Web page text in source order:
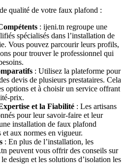
qualité de votre faux plafond :
: ijeni.tn regroupe une
spécialisés dans l’installation de
Vous pouvez parcourir leurs profils,
pour trouver le professionnel qui
: Utilisez la plateforme pour
devis de plusieurs prestataires. Cela
options et à choisir un service offrant
prix.
et la Fiabilité : Les artisans
pour leur savoir-faire et leur
installation de faux plafond
et aux normes en vigueur.
: En plus de l’installation, les
peuvent vous offrir des conseils sur
design et les solutions d’isolation les